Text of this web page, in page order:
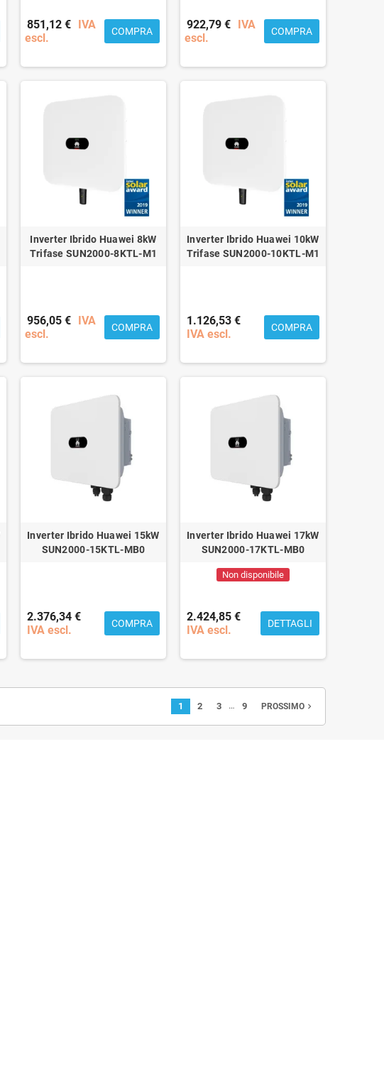
851,12 €
IVA
escl.
COMPRA 922,79 €
IVA
escl.
COMPRA
Inverter Ibrido Huawei 8kW
Trifase SUN2000-8KTL-M1
956,05 €
IVA
escl.
COMPRA
Inverter Ibrido Huawei 10kW
Trifase SUN2000-10KTL-M1
1.126,53 €
IVA escl.
COMPRA
Inverter Ibrido Huawei 15kW
SUN2000-15KTL-MB0
2.376,34 €
IVA escl.
COMPRA
Inverter Ibrido Huawei 17kW
SUN2000-17KTL-MB0
Non disponibile
2.424,85 €
IVA escl.
DETTAGLI
1 2 3 … 9 PROSSIMOnavigate_next